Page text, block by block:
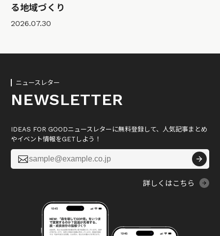
る地域づくり
2026.07.30
ニュースレター
NEWSLETTER
IDEAS FOR GOODニュースレターに無料登録して、人気記事まとめ
やイベント情報をGETしよう！

詳しくはこちら